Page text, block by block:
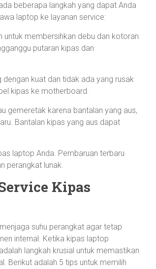
beberapa langkah yang dapat Anda
laptop ke layanan service:
untuk membersihkan debu dan kotoran
putaran kipas dan
kuat dan tidak ada yang rusak
kipas ke motherboard.
gemeretak karena bantalan yang aus,
Bantalan kipas yang aus dapat
laptop Anda. Pembaruan terbaru
perangkat lunak.
Kipas
suhu perangkat agar tetap
internal. Ketika kipas laptop
adalah langkah krusial untuk memastikan
Berikut adalah 5 tips untuk memilih